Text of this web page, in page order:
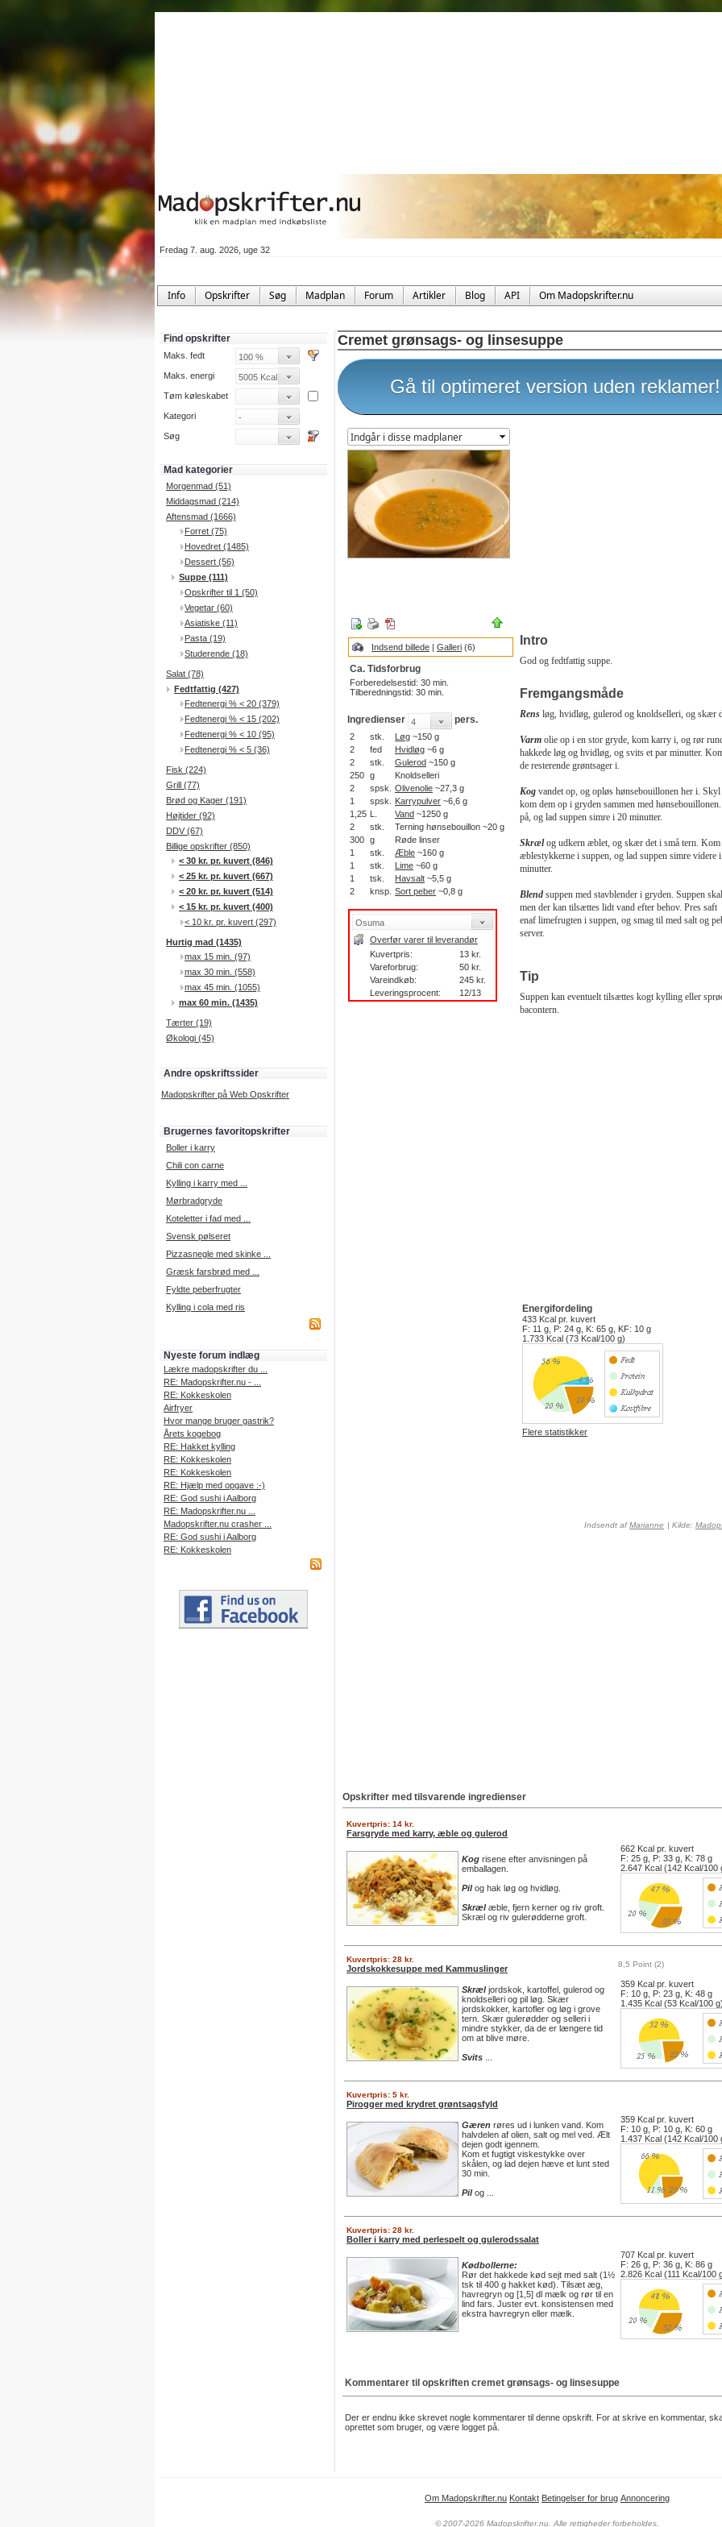
Fredag 7. aug. 2026, uge 32
Info Opskrifter Søg Madplan Forum Artikler Blog API Om Madopskrifter.nu
Find opskrifter
Maks. fedt
Maks. energi
Tøm køleskabet
Kategori
Søg
Mad kategorier
Morgenmad (51)
Middagsmad (214)
Aftensmad (1666)
Forret (75)
Hovedret (1485)
Dessert (56)
Suppe (111)
Opskrifter til 1 (50)
Vegetar (60)
Asiatiske (11)
Pasta (19)
Studerende (18)
Salat (78)
Fedtfattig (427)
Fedtenergi % < 20 (379)
Fedtenergi % < 15 (202)
Fedtenergi % < 10 (95)
Fedtenergi % < 5 (36)
Fisk (224)
Grill (77)
Brød og Kager (191)
Højtider (92)
DDV (67)
Billige opskrifter (850)
< 30 kr. pr. kuvert (846)
< 25 kr. pr. kuvert (667)
< 20 kr. pr. kuvert (514)
< 15 kr. pr. kuvert (400)
< 10 kr. pr. kuvert (297)
Hurtig mad (1435)
max 15 min. (97)
max 30 min. (558)
max 45 min. (1055)
max 60 min. (1435)
Tærter (19)
Økologi (45)
Andre opskriftssider
Madopskrifter på Web Opskrifter
Brugernes favoritopskrifter
Boller i karry
Chili con carne
Kylling i karry med ...
Mørbradgryde
Koteletter i fad med ...
Svensk pølseret
Pizzasnegle med skinke ...
Græsk farsbrød med ...
Fyldte peberfrugter
Kylling i cola med ris
Nyeste forum indlæg
Lækre madopskrifter du ...
RE: Madopskrifter.nu - ...
RE: Kokkeskolen
Airfryer
Hvor mange bruger gastrik?
Årets kogebog
RE: Hakket kylling
RE: Kokkeskolen
RE: Kokkeskolen
RE: Hjælp med opgave :-)
RE: God sushi i Aalborg
RE: Madopskrifter.nu ...
Madopskrifter.nu crasher ...
RE: God sushi i Aalborg
RE: Kokkeskolen
Cremet grønsags- og linsesuppe
Gå til optimeret version uden reklamer!
Indsend billede | Galleri (6)
Ca. Tidsforbrug
Forberedelsestid: 30 min.
Tilberedningstid: 30 min.
Ingredienser pers.
2 stk. Løg ~150 g
2
fed Hvidløg ~6 g
2
stk. Gulerod ~150 g
250 g
Knoldselleri
2
spsk. Olivenolie ~27,3 g
1
spsk. Karrypulver ~6,6 g
1,25 L. Vand ~1250 g
2
stk.
Terning hønsebouillon ~20 g
300 g
Røde linser
1
stk. Æble ~160 g
1
stk. Lime ~60 g
1
tsk. Havsalt ~5,5 g
2
knsp. Sort peber ~0,8 g
Overfør varer til leverandør
Kuvertpris:
13 kr.
Vareforbrug:
50 kr.
Vareindkøb:
245 kr.
Leveringsprocent:
12/13
Intro
God og fedtfattig suppe.
Fremgangsmåde
Rens løg, hvidløg, gulerod og knoldselleri, og skær
Varm olie op i en stor gryde, kom karry i, og rør
hakkede løg og hvidløg, og svits et par minutter.
de resterende grøntsager i.
Kog vandet op, og opløs hønsebouillonen her i.
kom dem op i gryden sammen med
på, og lad suppen simre i 20 minutter.
Skrælog udkern æblet, og skær det i små tern. Kom
æblestykkerne i suppen, og lad suppen simre videre
minutter.
Blend suppen med stavblender i gryden. Suppen
men der kan tilsættes lidt vand efter behov. Pres saft
enaf limefrugten i suppen, og smag til med salt og
server.
Tip
Suppen kan eventuelt tilsættes kogt kylling eller
bacontern.
Energifordeling
433 Kcal pr. kuvert
F: 11 g, P: 24 g, K: 65 g, KF: 10 g
1.733 Kcal (73 Kcal/100 g)
Flere statistikker
Indsendt afMarianne | Kilde:
Opskrifter med tilsvarende ingredienser
Kuvertpris: 14 kr.
Farsgryde med karry, æble og gulerod
Kog risene efter anvisningen på
emballagen.
Pilog hak løg og hvidløg.
Skrælæble, fjern kerner og riv groft.
Skræl og riv gulerødderne groft.
662 Kcal pr. kuvert
F: 25 g, P: 33 g, K: 78 g
2.647 Kcal (142 Kcal/100
Kuvertpris: 28 kr.
Jordskokkesuppe med Kammuslinger 8,5 Point (2)
Skræljordskok, kartoffel, gulerod og
knoldselleri og pil løg. Skær
jordskokker, kartofler og løg i grove
tern. Skær gulerødder og selleri i
mindre stykker, da de er længere tid
om at blive møre.
Svits
359 Kcal pr. kuvert
F: 10 g, P: 23 g, K: 48 g
1.435 Kcal (53 Kcal/100 g)
Kuvertpris: 5 kr.
Pirogger med krydret grøntsagsfyld
Gæren røres ud i lunken vand. Kom
halvdelen af olien, salt og mel ved. Ælt
dejen godt igennem.
Kom et fugtigt viskestykke over
skålen, og lad dejen hæve et lunt sted
30 min.
Pilog ...
359 Kcal pr. kuvert
F: 10 g, P: 10 g, K: 60 g
1.437 Kcal (142 Kcal/100
Kuvertpris: 28 kr.
Boller i karry med perlespelt og gulerodssalat
Kødbollerne:
Rør det hakkede kød sejt med salt (1½
tsk til 400 g hakket kød). Tilsæt æg,
havregryn og [1,5] dl mælk og rør til en
lind fars. Juster evt. konsistensen med
ekstra havregryn eller mælk.
707 Kcal pr. kuvert
F: 26 g, P: 36 g, K: 86 g
2.826 Kcal (111 Kcal/100
Kommentarer til opskriften cremet grønsags- og linsesuppe
Der er endnu ikke skrevet nogle kommentarer til denne opskrift. For at skrive en kommentar,
oprettet som bruger, og være logget på.
Om Madopskrifter.nu Kontakt Betingelser for brug Annoncering
© 2007-2026 Madopskrifter.nu. Alle rettigheder forbeholdes.